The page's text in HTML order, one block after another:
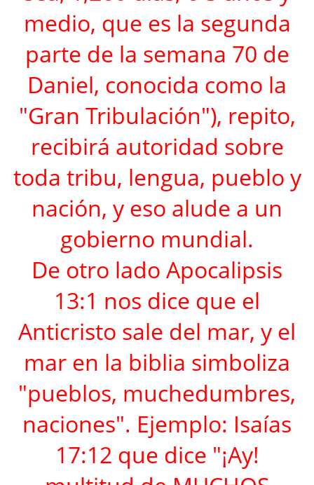
medio, que es la segunda
parte de la semana 70 de
Daniel, conocida como la
"Gran Tribulación"), repito,
recibirá autoridad sobre
toda tribu, lengua, pueblo y
nación, y eso alude a un
gobierno mundial.
De otro lado Apocalipsis
13:1 nos dice que el
Anticristo sale del mar, y el
mar en la biblia simboliza
"pueblos, muchedumbres,
naciones". Ejemplo: Isaías
17:12 que dice "¡Ay!